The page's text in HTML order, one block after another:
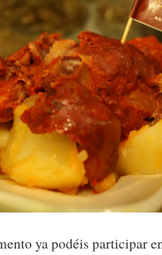
ya podéis participar